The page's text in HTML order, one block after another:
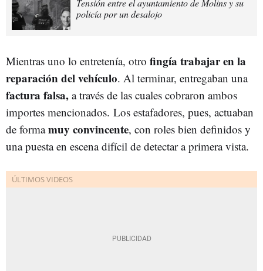
policía por un desalojo
Mientras uno lo entretenía, otro fingía trabajar en la
reparación del vehículo. Al terminar, entregaban una
factura falsa, a través de las cuales cobraron ambos
importes mencionados. Los estafadores, pues, actuaban
de formamuy convincente, con roles bien definidos y
una puesta en escena difícil de detectar a primera vista.